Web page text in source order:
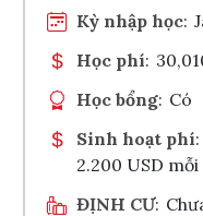
Kỳ nhập học:
Học phí:
Học bổng: Có
Sinh hoạt phí:
2.200 USD
ĐỊNH CƯ: